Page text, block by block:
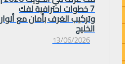
7 خطوات احترافية لفك
وتركيب الغرف بأمان مع أنوار
الخليج
13/06/2026